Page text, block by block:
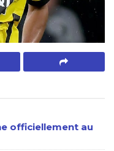
officiellement au